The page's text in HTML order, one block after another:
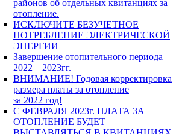
районов об отдельных квитанциях за
отопление.
ИСКЛЮЧИТЕ БЕЗУЧЕТНОЕ
ПОТРЕБЛЕНИЕ ЭЛЕКТРИЧЕСКОЙ
ЭНЕРГИИ
Завершение отопительного периода
2022 – 2023гг.
ВНИМАНИЕ! Годовая корректировка
размера платы за отопление
за 2022 год!
С ФЕВРАЛЯ 2023г. ПЛАТА ЗА
ОТОПЛЕНИЕ БУДЕТ